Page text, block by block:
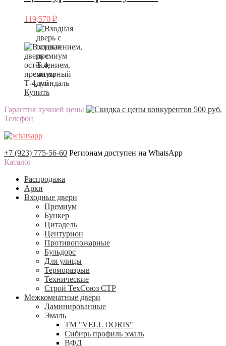
119,570 ₽
Купить
Гарантия лучшей цены
Телефон
+7 (923) 775-56-60 Регионам доступен на WhatsApp
Каталог
Распродажа
Арки
Входные двери
Премиум
Бункер
Цитадель
Центурион
Противопожарные
Бульдорс
Для улицы
Терморазрыв
Технические
Строй ТехСоюз СТР
Межкомнатные двери
Ламинированные
Эмаль
ТМ "VELL DORIS"
Сибирь профиль эмаль
ВФД